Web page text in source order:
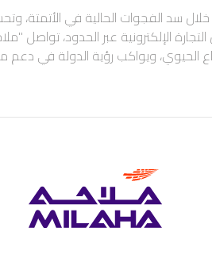
سد الفجوات الحالية في الأتمتة،
الإلكترونية عبر الحدود، تواصل
الحيوي، ويواكب رؤية الدولة في دعم